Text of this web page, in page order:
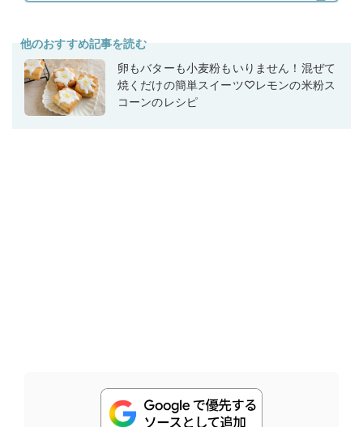
他のおすすめ記事を読む
卵もバターも小麦粉もいりません！混ぜて
焼くだけの簡単スイーツ♡レモンの米粉ス
コーンのレシピ